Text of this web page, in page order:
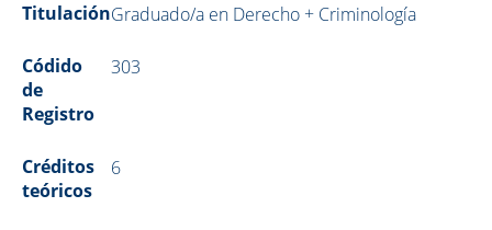
TitulaciónGraduado/a en Derecho + Criminología
Códido
de
Registro
303
Créditos
teóricos
6